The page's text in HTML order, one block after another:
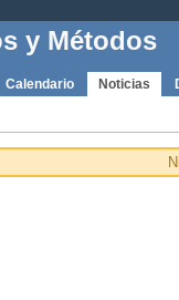
y Métodos
Calendario Noticias